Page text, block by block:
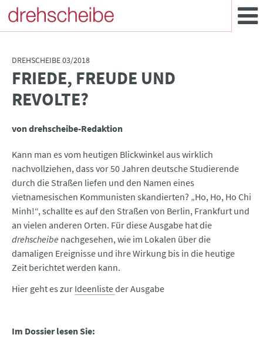
DREHSCHEIBE 03/2018
:FRIEDE, FREUDE UND
REVOLTE?
von drehscheibe-Redaktion
Kann man es vom heutigen Blickwinkel aus wirklich
nachvollziehen, dass vor 50 Jahren deutsche Studierende
durch die Straßen liefen und den Namen eines
vietnamesischen Kommunisten skandierten? „Ho, Ho, Ho Chi
Minh!“, schallte es auf den Straßen von Berlin, Frankfurt und
an vielen anderen Orten. Für diese Ausgabe hat die
drehscheibe nachgesehen, wie im Lokalen über die
damaligen Ereignisse und ihre Wirkung bis in die heutige
Zeit berichtet werden kann.
Hier geht es zur Ideenlisteder Ausgabe
Im Dossier lesen Sie: